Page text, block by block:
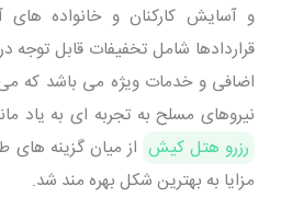
و آسایش کارکنان و خانواده
قراردادها شامل تخفیفات قابل توجه
اضافی و خدمات ویژه می باشد که
نیروهای مسلح به تجربه ای به یاد
رزرو هتل کیش از میان گزینه های
مزایا به بهترین شکل بهره مند شد.